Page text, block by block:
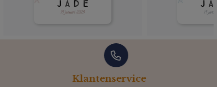
Klantenservice